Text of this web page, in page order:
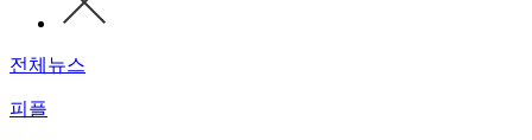
전체뉴스
피플